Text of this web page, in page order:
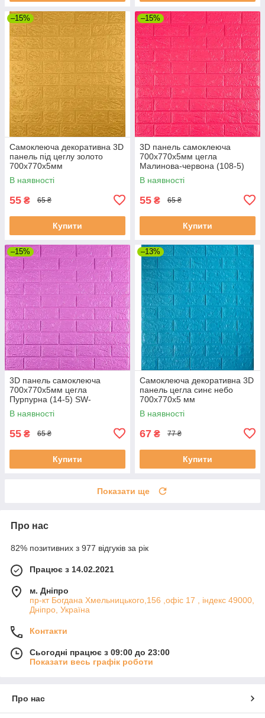
–15%
Самоклеюча декоративна 3D
панель під цеглу золото
700x770x5мм
В наявності
55 ₴ 65 ₴
Купити
–15%
3D панель самоклеюча
700х770х5мм цегла
Малинова-червона (108-5)
SW-00001364
В наявності
55 ₴ 65 ₴
Купити
–15%
3D панель самоклеюча
700х770х5мм цегла
Пурпурна (14-5) SW-
00001334
В наявності
55 ₴ 65 ₴
Купити
–13%
Самоклеюча декоративна 3D
панель цегла синє небо
700x770x5 мм
В наявності
67 ₴ 77 ₴
Купити
Показати ще
Про нас
82% позитивних з 977 відгуків за рік
Працює з 14.02.2021
м. Дніпро
пр-кт Богдана Хмельницького,156 ,офіс 17 , індекс 49000,
Дніпро, Україна
Контакти
Сьогодні працює з 09:00 до 23:00
Показати весь графік роботи
Про нас